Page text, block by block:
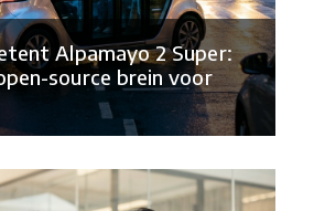
Alpamayo 2 Super:
source brein voor